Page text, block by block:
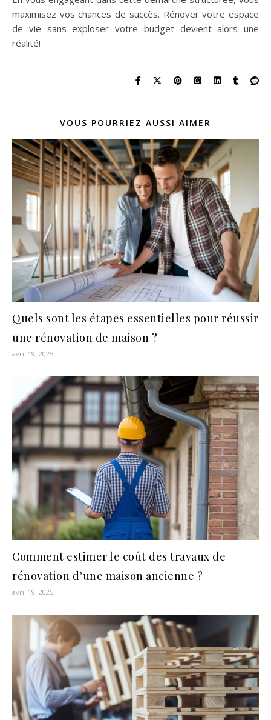
maximisez vos chances de succès. Rénover votre espace
de vie sans exploser votre budget devient alors une
réalité!
VOUS POURRIEZ AUSSI AIMER
Quels sont les étapes essentielles pour réussir
une rénovation de maison ?
avril 19, 2025
Comment estimer le coût des travaux de
rénovation d’une maison ancienne ?
avril 19, 2025